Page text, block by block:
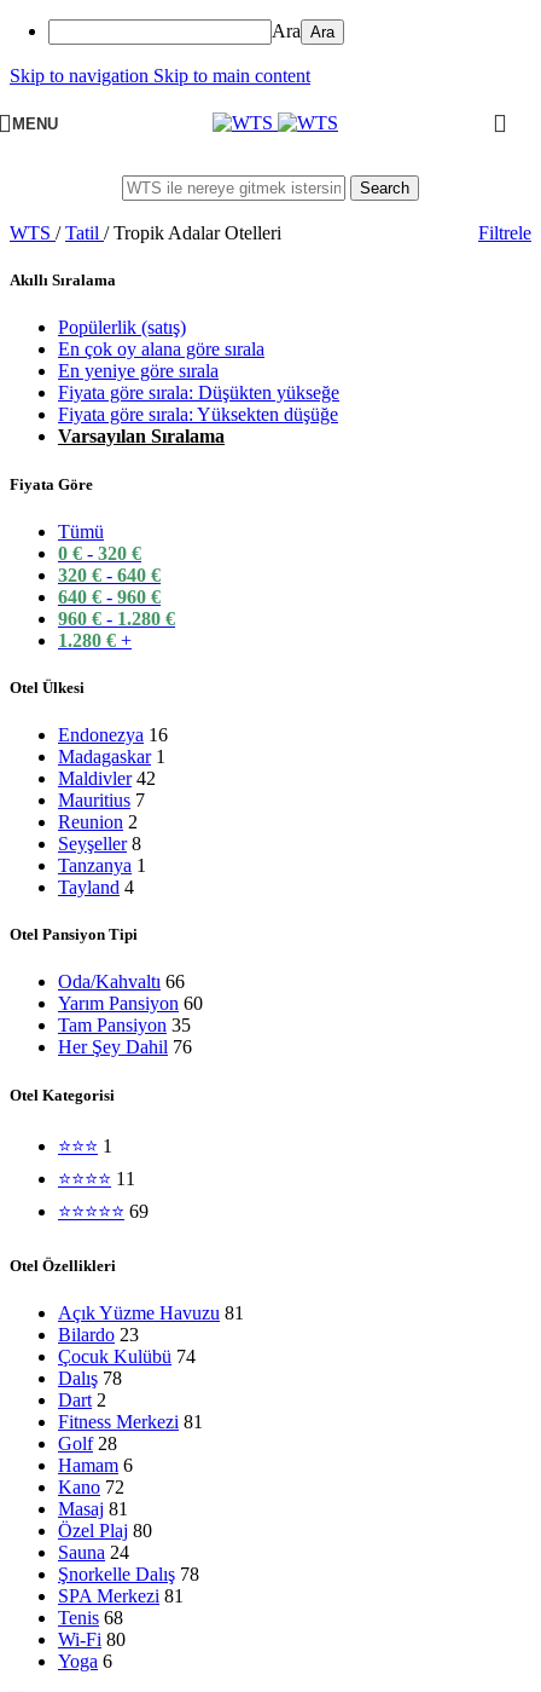
Ara
Skip to navigation Skip to main content
MENU
Search
WTS / Tatil / Tropik Adalar Otelleri Filtrele
Akıllı Sıralama
Popülerlik (satış)
En çok oy alana göre sırala
En yeniye göre sırala
Fiyata göre sırala: Düşükten yükseğe
Fiyata göre sırala: Yüksekten düşüğe
Varsayılan Sıralama
Fiyata Göre
Tümü
0 € - 320 €
320 € - 640 €
640 € - 960 €
960 € - 1.280 €
1.280 € +
Otel Ülkesi
Endonezya 16
Madagaskar 1
Maldivler 42
Mauritius 7
Reunion 2
Seyşeller 8
Tanzanya 1
Tayland 4
Otel Pansiyon Tipi
Oda/Kahvaltı 66
Yarım Pansiyon 60
Tam Pansiyon 35
Her Şey Dahil 76
Otel Kategorisi
⭐⭐⭐ 1
⭐⭐⭐⭐ 11
⭐⭐⭐⭐⭐ 69
Otel Özellikleri
Açık Yüzme Havuzu 81
Bilardo 23
Çocuk Kulübü 74
Dalış 78
Dart 2
Fitness Merkezi 81
Golf 28
Hamam 6
Kano 72
Masaj 81
Özel Plaj 80
Sauna 24
Şnorkelle Dalış 78
SPA Merkezi 81
Tenis 68
Wi-Fi 80
Yoga 6